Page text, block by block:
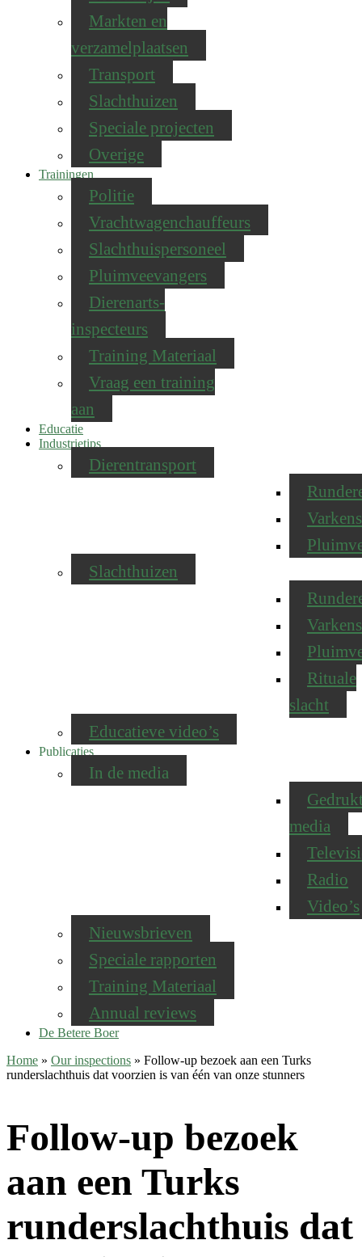
Markten en
verzamelplaatsen
Transport
Slachthuizen
Speciale projecten
Overige
Trainingen
Politie
Vrachtwagenchauffeurs
Slachthuispersoneel
Pluimveevangers
Dierenarts-
inspecteurs
Training Materiaal
Vraag een training
aan
Educatie
Industrietips
Dierentransport
Varkens
Slachthuizen
Varkens
Rituale
slacht
Educatieve video’s
Publicaties
In de media
media
Radio
Video’s
Nieuwsbrieven
Speciale rapporten
Training Materiaal
Annual reviews
De Betere Boer
Home » Our inspections » Follow-up bezoek aan een Turks
runderslachthuis dat voorzien is van één van onze stunners
Follow-up bezoek
aan een Turks
runderslachthuis dat